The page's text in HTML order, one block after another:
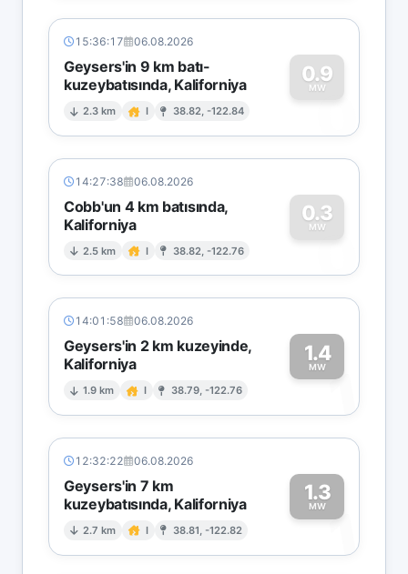
15:36:17 06.08.2026
Geysers'in 9 km batı-
kuzeybatısında, Kaliforniya
2.3 km I 38.82, -122.84
0.9
MW
0
14:27:38 06.08.2026
Cobb'un 4 km batısında,
Kaliforniya
2.5 km I 38.82, -122.76
0.3
MW
0
14:01:58 06.08.2026
Geysers'in 2 km kuzeyinde,
Kaliforniya
1.9 km I 38.79, -122.76
1.4
MW1
12:32:22 06.08.2026
Geysers'in 7 km
kuzeybatısında, Kaliforniya
2.7 km I 38.81, -122.82
1.3
MW1